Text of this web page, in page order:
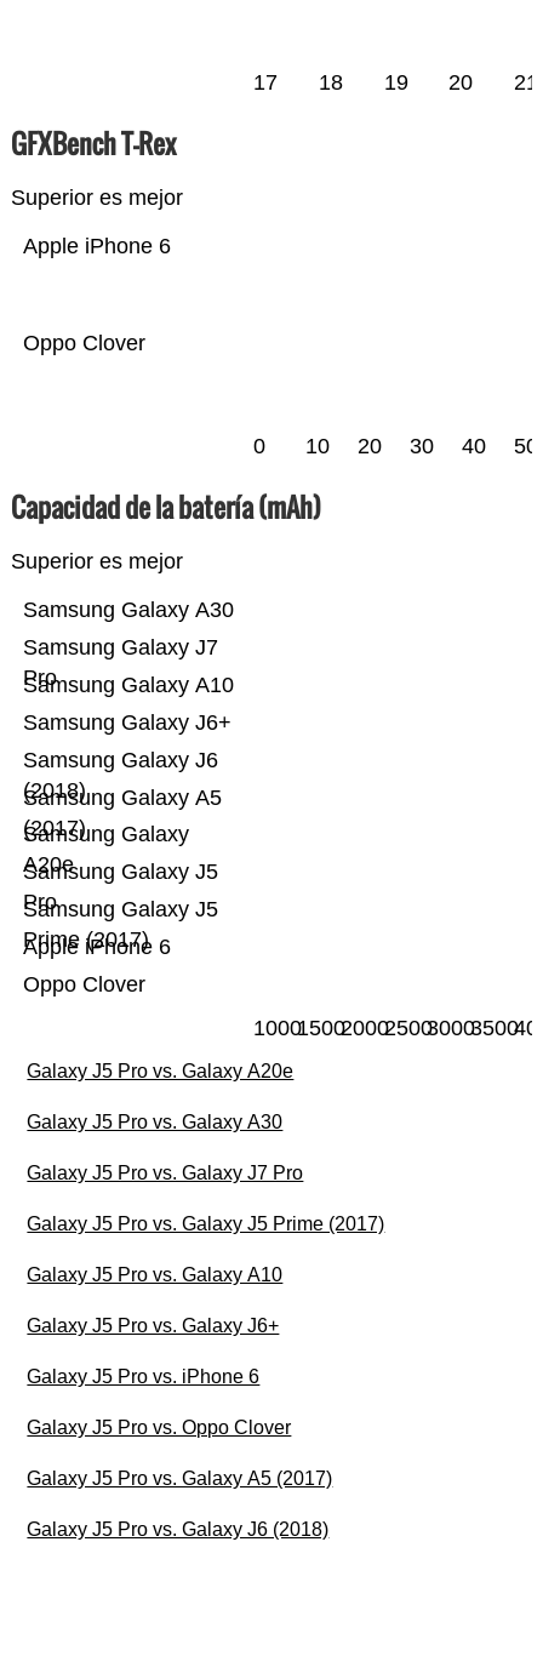
17 18 19 20 21
GFXBench T-Rex
Superior es mejor
Oppo Clover
Apple iPhone 6
0 10 20 30 40 50
Capacidad de la batería (mAh)
Superior es mejor
Oppo Clover
Apple iPhone 6
Samsung Galaxy J5
Prime (2017)
Samsung Galaxy J5
Pro
Samsung Galaxy
A20e
Samsung Galaxy A5
(2017)
Samsung Galaxy J6
(2018)
Samsung Galaxy J6+
Samsung Galaxy A10
Samsung Galaxy J7
Pro
Samsung Galaxy A30
100015002000250030003500
Galaxy J5 Pro vs. Galaxy A20e
Galaxy J5 Pro vs. Galaxy A30
Galaxy J5 Pro vs. Galaxy J7 Pro
Galaxy J5 Pro vs. Galaxy J5 Prime (2017)
Galaxy J5 Pro vs. Galaxy A10
Galaxy J5 Pro vs. Galaxy J6+
Galaxy J5 Pro vs. iPhone 6
Galaxy J5 Pro vs. Oppo Clover
Galaxy J5 Pro vs. Galaxy A5 (2017)
Galaxy J5 Pro vs. Galaxy J6 (2018)